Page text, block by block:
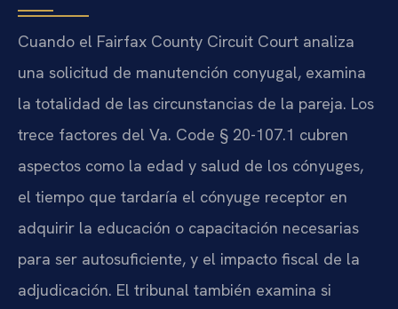
Cuando el Fairfax County Circuit Court analiza
una solicitud de manutención conyugal, examina
la totalidad de las circunstancias de la pareja. Los
trece factores del Va. Code § 20-107.1 cubren
aspectos como la edad y salud de los cónyuges,
el tiempo que tardaría el cónyuge receptor en
adquirir la educación o capacitación necesarias
para ser autosuficiente, y el impacto fiscal de la
adjudicación. El tribunal también examina si